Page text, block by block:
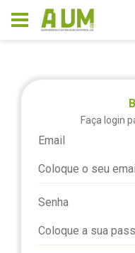
Faça login
Email
Senha